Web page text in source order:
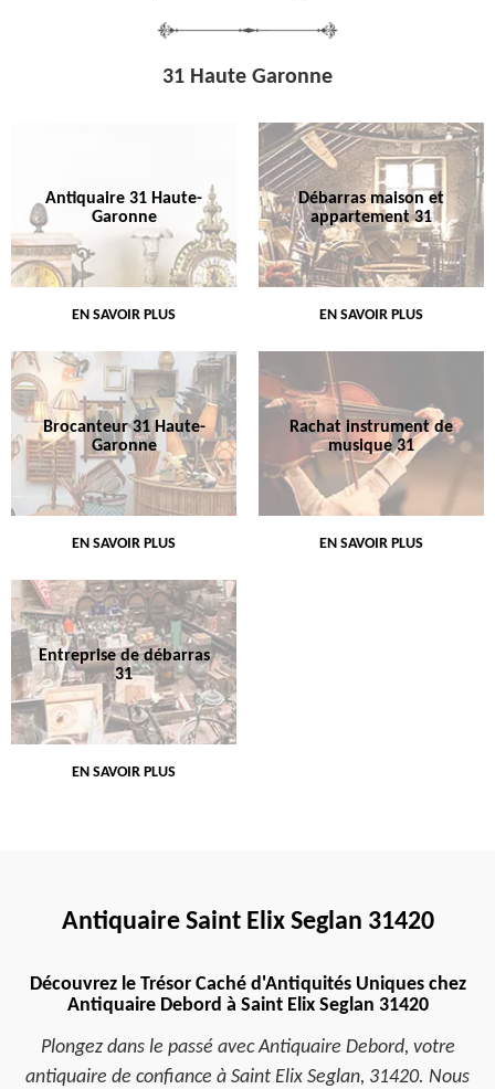
31 Haute Garonne
Antiquaire 31 Haute-
Garonne
EN SAVOIR PLUS
Débarras maison et
appartement 31
EN SAVOIR PLUS
Brocanteur 31 Haute-
Garonne
EN SAVOIR PLUS
Rachat instrument de
musique 31
EN SAVOIR PLUS
Entreprise de débarras
31
EN SAVOIR PLUS
Antiquaire Saint Elix Seglan 31420
Découvrez le Trésor Caché d'Antiquités Uniques chez
Antiquaire Debord à Saint Elix Seglan 31420
Plongez dans le passé avec Antiquaire Debord, votre
antiquaire de confiance à Saint Elix Seglan, 31420. Nous